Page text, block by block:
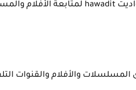
hawadit لمتابعة الأفلام
والأفلام والقنوات